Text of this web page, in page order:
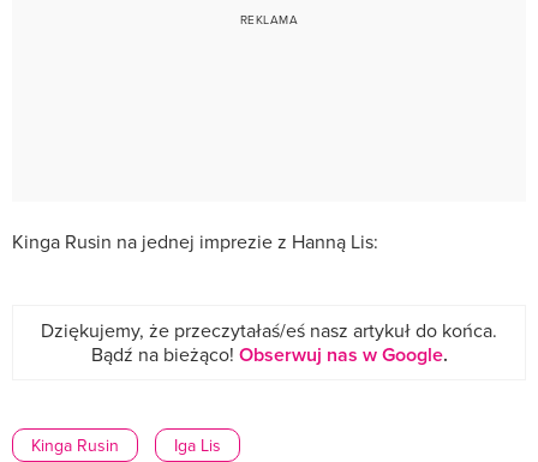
Kinga Rusin na jednej imprezie z Hanną Lis:
Dziękujemy, że przeczytałaś/eś nasz artykuł do końca.
Bądź na bieżąco! Obserwuj nas w Google.
Kinga Rusin Iga Lis